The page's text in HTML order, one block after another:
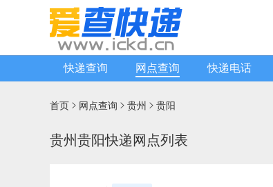
快递查询 网点查询 快递电话
首页  网点查询  贵州  贵阳
贵州贵阳快递网点列表